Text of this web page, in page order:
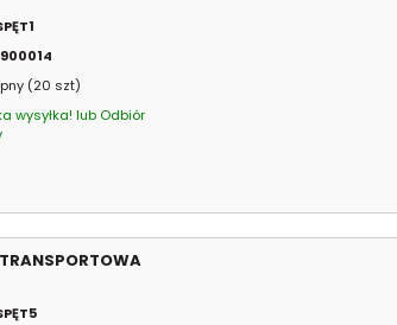
900014
(20 szt)
wysyłka! lub Odbiór